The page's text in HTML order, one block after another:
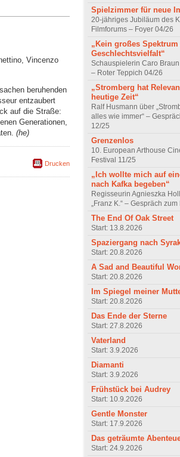
Vincenzo
beruhenden
entzaubert
auf die Straße:
Generationen,
(he)
Drucken
Spielzimmer für neue
20-jähriges Jubiläum des
Filmforums – Foyer 04/26
„Kein großes Spektrum
Geschlechtsvielfalt“
Schauspielerin Caro Braun
– Roter Teppich 04/26
„Stromberg hat
heutige Zeit“
Ralf Husmann über
alles wie immer“ –
12/25
Grenzenlos
10. European Arthouse
Festival 11/25
„Ich wollte mich auf
nach Kafka begeben“
Regisseurin Agnieszka
„Franz K.“ – Gespräch
The End Of Oak Street
Start: 13.8.2026
Spaziergang nach
Start: 20.8.2026
A Sad and Beautiful
Start: 20.8.2026
Im Spiegel meiner
Start: 20.8.2026
Das Ende der Sterne
Start: 27.8.2026
Vaterland
Start: 3.9.2026
Diamanti
Start: 3.9.2026
Frühstück bei Audrey
Start: 10.9.2026
Gentle Monster
Start: 17.9.2026
Das geträumte
Start: 24.9.2026